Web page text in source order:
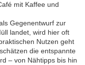
mit Kaffee und
Gegenentwurf zur
landet, wird hier oft
Nutzen geht
die entspannte
– von Nähtipps bis hin